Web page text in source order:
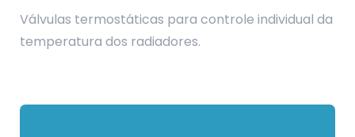
Válvulas termostáticas para controle individual da
temperatura dos radiadores.